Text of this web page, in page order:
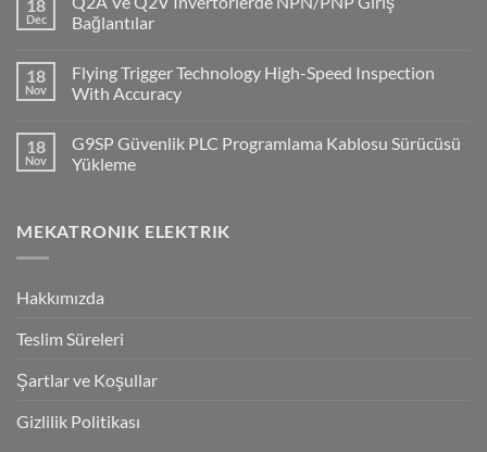
CP1H
PLC
ile
Haberleşmesi
18
Dec
Bağlantılar
on
Q2A
Ve
NPN/PNP
Giriş
Bağlantılar
18
Nov
Flying Trigger Technology High-Speed Inspection
With Accuracy
on
Flying
Trigger
Inspection
With
18
Nov
G9SP Güvenlik PLC Programlama Kablosu Sürücüsü
Yükleme
G9SP
Güvenlik
Sürücüsü
MEKATRONIK ELEKTRIK
Hakkımızda
Teslim Süreleri
Şartlar ve Koşullar
Gizlilik Politikası